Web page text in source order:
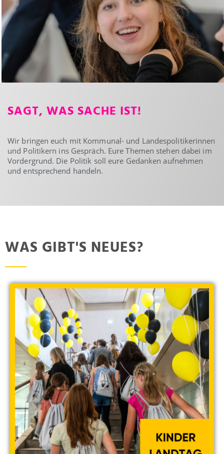
SAGT, WAS SACHE IST!
Wir bringen euch mit Kommunal- und Landespolitikerinnen
und Politikern ins Gespräch. Eure Themen stehen dabei im
Vordergrund. Die Politik soll eure Gedanken aufnehmen
und entsprechend handeln.
WAS GIBT'S NEUES?